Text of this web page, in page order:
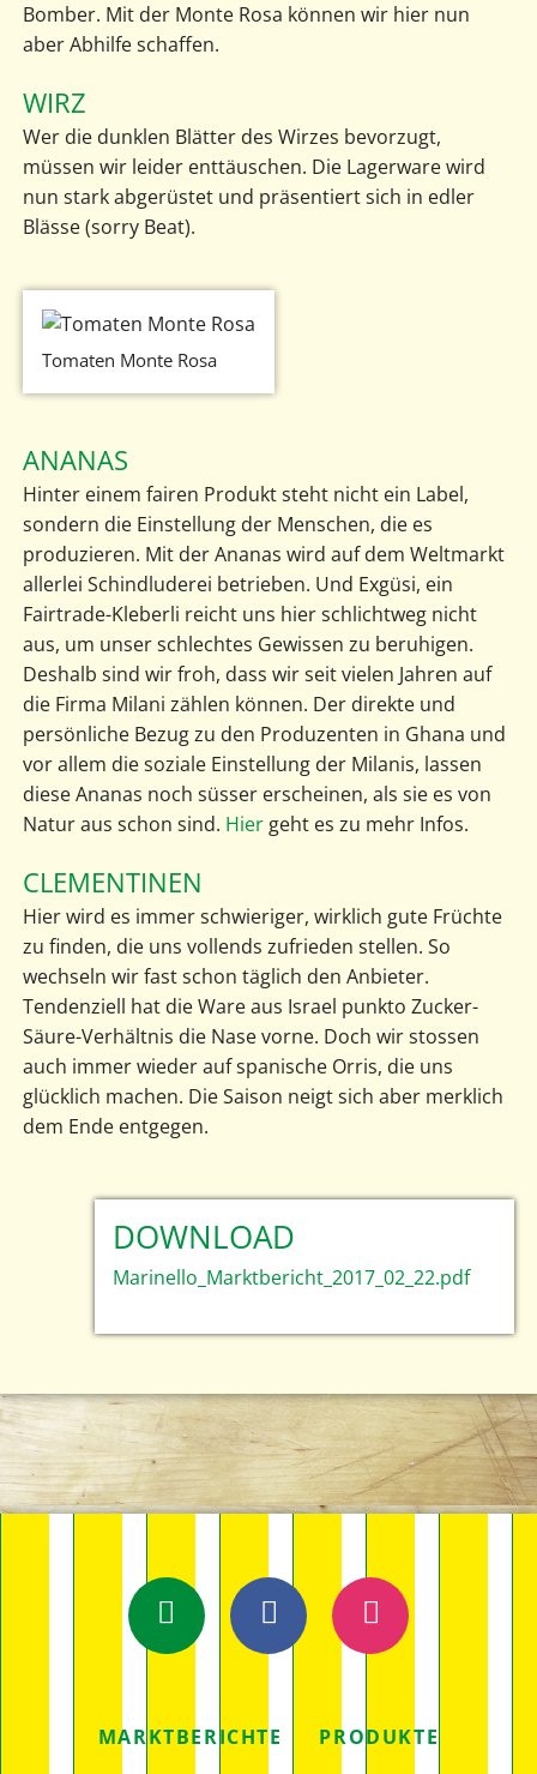
Bomber. Mit der Monte Rosa können wir hier nun
aber Abhilfe schaffen.
WIRZ
Wer die dunklen Blätter des Wirzes bevorzugt,
müssen wir leider enttäuschen. Die Lagerware wird
nun stark abgerüstet und präsentiert sich in edler
Blässe (sorry Beat).
Tomaten Monte Rosa
ANANAS
Hinter einem fairen Produkt steht nicht ein Label,
sondern die Einstellung der Menschen, die es
produzieren. Mit der Ananas wird auf dem Weltmarkt
allerlei Schindluderei betrieben. Und Exgüsi, ein
Fairtrade-Kleberli reicht uns hier schlichtweg nicht
aus, um unser schlechtes Gewissen zu beruhigen.
Deshalb sind wir froh, dass wir seit vielen Jahren auf
die Firma Milani zählen können. Der direkte und
persönliche Bezug zu den Produzenten in Ghana und
vor allem die soziale Einstellung der Milanis, lassen
diese Ananas noch süsser erscheinen, als sie es von
Natur aus schon sind. Hiergeht es zu mehr Infos.
CLEMENTINEN
Hier wird es immer schwieriger, wirklich gute Früchte
zu finden, die uns vollends zufrieden stellen. So
wechseln wir fast schon täglich den Anbieter.
Tendenziell hat die Ware aus Israel punkto Zucker-
Säure-Verhältnis die Nase vorne. Doch wir stossen
auch immer wieder auf spanische Orris, die uns
glücklich machen. Die Saison neigt sich aber merklich
dem Ende entgegen.
DOWNLOAD
Marinello_Marktbericht_2017_02_22.pdf
NAVIGATION
MARKTBERICHTE
PRODUKTE